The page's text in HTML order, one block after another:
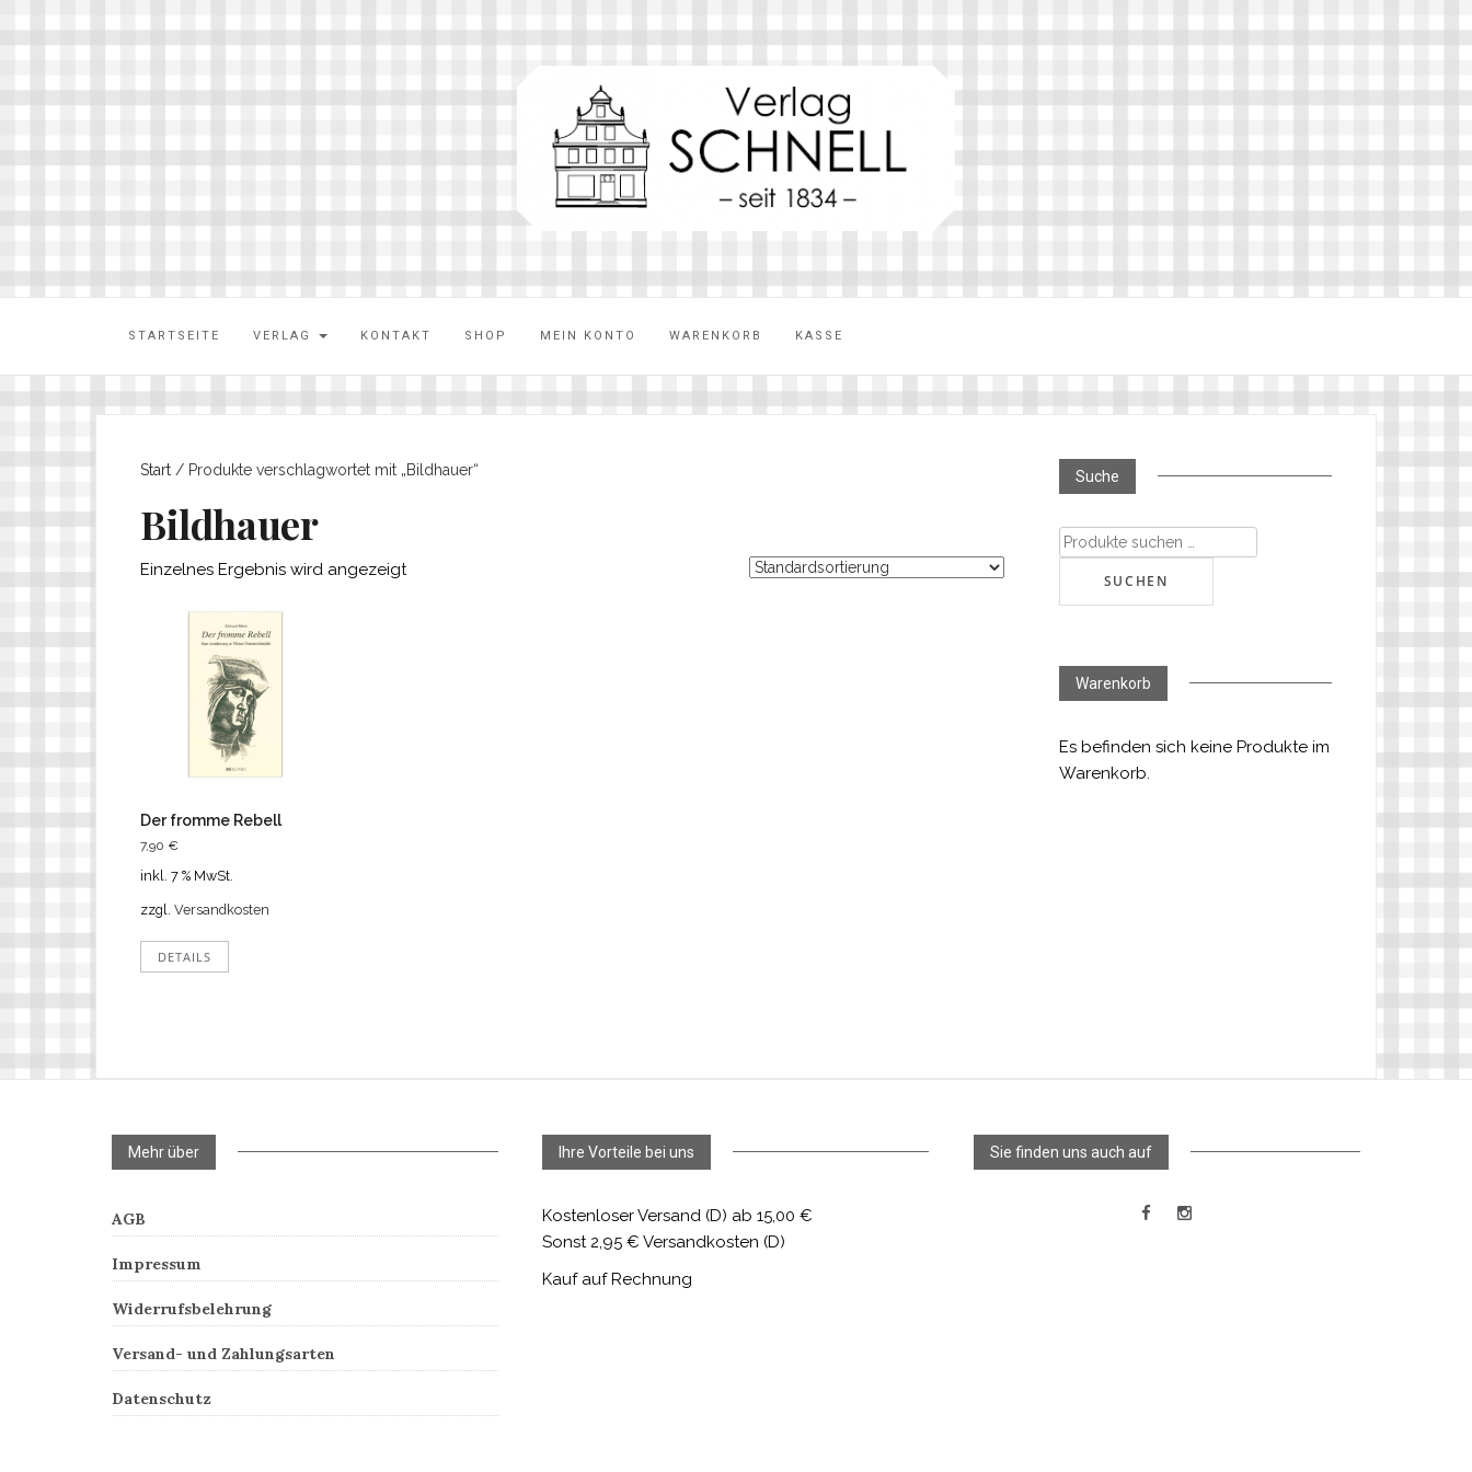
STARTSEITE VERLAG KONTAKT SHOP MEIN KONTO WARENKORB KASSE
Start / Produkte verschlagwortet mit „Bildhauer“
Bildhauer
Einzelnes Ergebnis wird angezeigt
Der fromme Rebell
7,90 €
inkl. 7 % MwSt.
zzgl. Versandkosten
DETAILS
Suche
Suchen
nach:
SUCHEN
Warenkorb
Es befinden sich keine Produkte im
Warenkorb.
Mehr über
AGB
Impressum
Widerrufsbelehrung
Versand- und Zahlungsarten
Datenschutz
Ihre Vorteile bei uns
Kostenloser Versand (D) ab 15,00 €
Sonst 2,95 € Versandkosten (D)
Kauf auf Rechnung
Sie finden uns auch auf